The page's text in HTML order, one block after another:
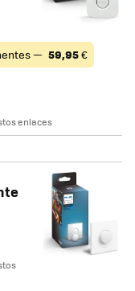
— 59,95€
enlaces